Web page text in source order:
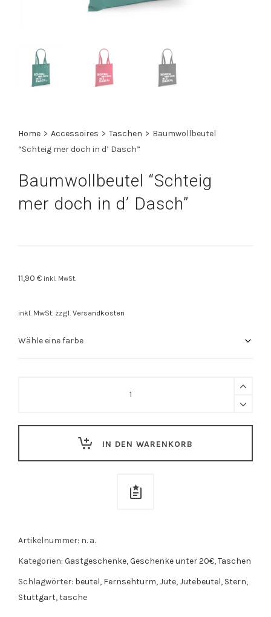
Home > Accessoires > Taschen > Baumwollbeutel
“Schteig mer doch in d’ Dasch”
Baumwollbeutel “Schteig
mer doch in d’ Dasch”
11,90 € inkl. MwSt.
inkl. MwSt. zzgl. Versandkosten
d'
IN DEN WARENKORB
Artikelnummer: n. a.
Kategorien: Gastgeschenke,Geschenke unter 20€,Taschen
Schlagwörter: beutel, Fernsehturm,Jute,Jutebeutel, Stern,
Stuttgart,tasche